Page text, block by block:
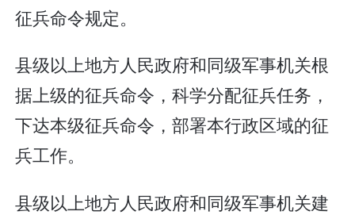
征兵命令规定。
县级以上地方人民政府和同级军事机关根
据上级的征兵命令，科学分配征兵任务，
下达本级征兵命令，部署本行政区域的征
兵工作。
县级以上地方人民政府和同级军事机关建